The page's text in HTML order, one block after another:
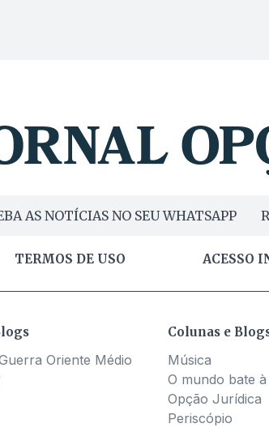
AS NOTÍCIAS NO SEU WHATSAPP
TERMOS DE USO ACESSO
Oriente Médio
Colunas e
Música
O mundo bate
Opção Jurídica
Periscópio